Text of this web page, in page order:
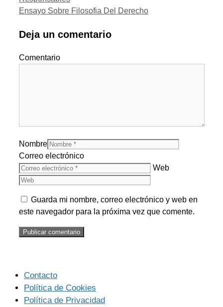
Ensayo Sobre Filosofia Del Derecho
Deja un comentario
Comentario
Nombre
Correo electrónico
Web
Guarda mi nombre, correo electrónico y web en
este navegador para la próxima vez que comente.
Contacto
Política de Cookies
Política de Privacidad